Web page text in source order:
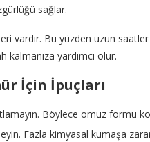
sağlar.
vardır. Bu yüzden uzun
kalmanıza yardımcı olur.
İçin İpuçları
Böylece omuz formu
Fazla kimyasal kumaşa